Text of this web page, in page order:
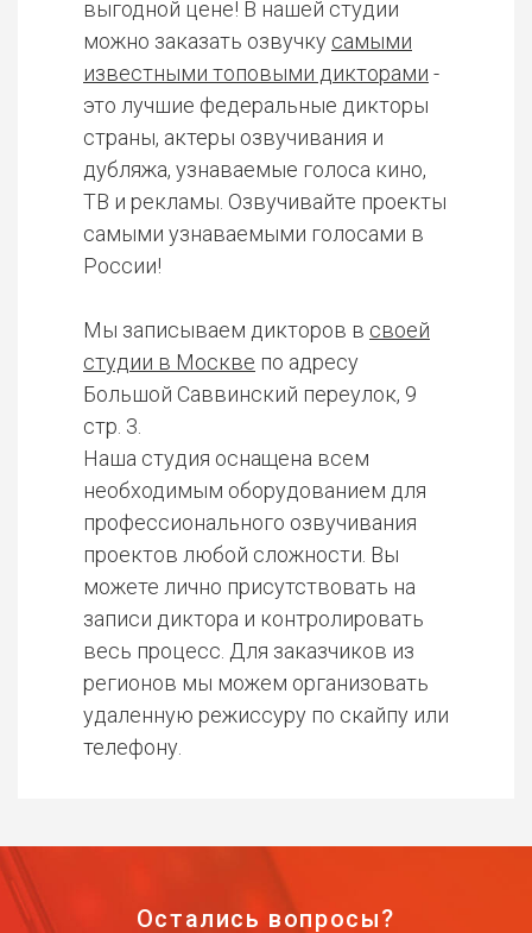
выгодной цене! В нашей студии
можно заказать озвучку самыми
известными топовыми дикторами -
это лучшие федеральные дикторы
страны, актеры озвучивания и
дубляжа, узнаваемые голоса кино,
ТВ и рекламы. Озвучивайте проекты
самыми узнаваемыми голосами в
России!
Мы записываем дикторов в своей
студии в Москве по адресу
Большой Саввинский переулок, 9
стр. 3.
Наша студия оснащена всем
необходимым оборудованием для
профессионального озвучивания
проектов любой сложности. Вы
можете лично присутствовать на
записи диктора и контролировать
весь процесс. Для заказчиков из
регионов мы можем организовать
удаленную режиссуру по скайпу или
телефону.
Остались вопросы?